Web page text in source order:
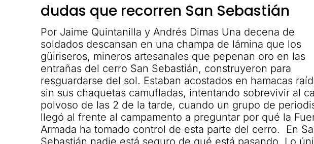
dudas que recorren San Sebastián
Por Jaime Quintanilla y Andrés Dimas Una decena de
soldados descansan en una champa de lámina que los
güiriseros, mineros artesanales que pepenan oro en las
entrañas del cerro San Sebastián, construyeron para
resguardarse del sol. Estaban acostados en hamacas
sin sus chaquetas camufladas, intentando sobrevivir al
polvoso de las 2 de la tarde, cuando un grupo de
llegó al frente al campamento a preguntar por qué la
Armada ha tomado control de esta parte del cerro. En
Sebastián nadie está seguro de qué está pasando. Lo